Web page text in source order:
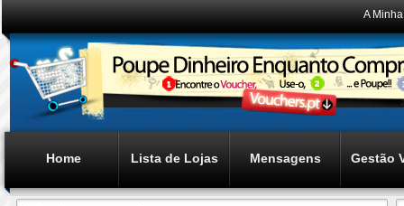
A
Home Lista de Lojas Mensagens Gestão